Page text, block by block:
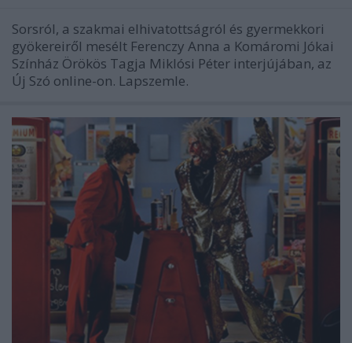
Sorsról, a szakmai elhivatottságról és gyermekkori
gyökereiről mesélt Ferenczy Anna a Komáromi Jókai
Színház Örökös Tagja Miklósi Péter interjújában, az
Új Szó online-on. Lapszemle.